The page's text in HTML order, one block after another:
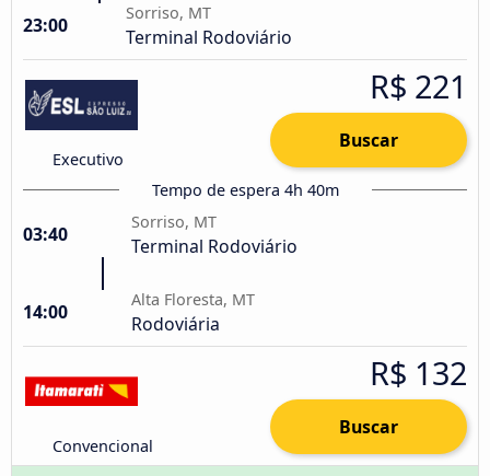
23:00
Sorriso, MT
Terminal Rodoviário
Executivo
R$ 221
Buscar
Tempo de espera 4h 40m
03:40
Sorriso, MT
Terminal Rodoviário
14:00
Alta Floresta, MT
Rodoviária
Convencional
R$ 132
Buscar